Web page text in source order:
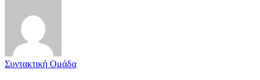
Συντακτική Ομάδα